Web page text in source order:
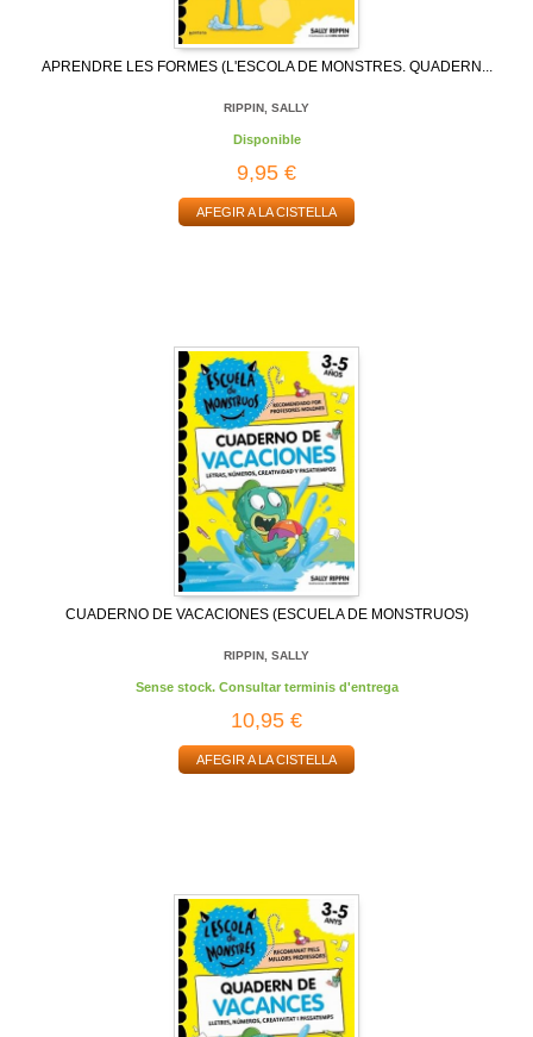
APRENDRE LES FORMES (L'ESCOLA DE MONSTRES. QUADERN...
RIPPIN, SALLY
Disponible
9,95 €
AFEGIR A LA CISTELLA
CUADERNO DE VACACIONES (ESCUELA DE MONSTRUOS)
RIPPIN, SALLY
Sense stock. Consultar terminis d'entrega
10,95 €
AFEGIR A LA CISTELLA